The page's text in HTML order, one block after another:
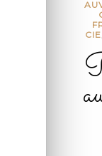
CIE